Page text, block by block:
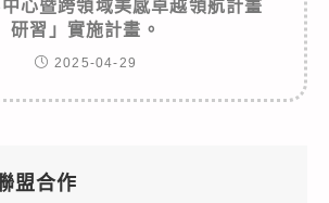
心暨跨領域美感卓越領航計畫
研習」實施計畫。
2025-04-29
盟合作